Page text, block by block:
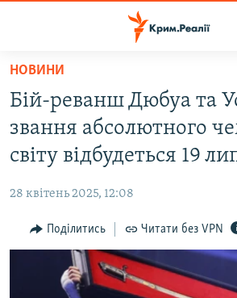
Перейти
основного
матеріалу
Перейти
до
основної
Перейти
до
ВОДА.КРИМ
ВІДЕО ТА ФОТО
БЛОГИ
ПОГЛЯД
ІНТЕРВ'Ю
ВСЕ ЗА ДЕНЬ
НОВИНИ
Бій-реванш Дюбуа та
звання абсолютного
світу відбудеться 19
28 квітень 2025, 12:08
Поділитись Читати без VPN